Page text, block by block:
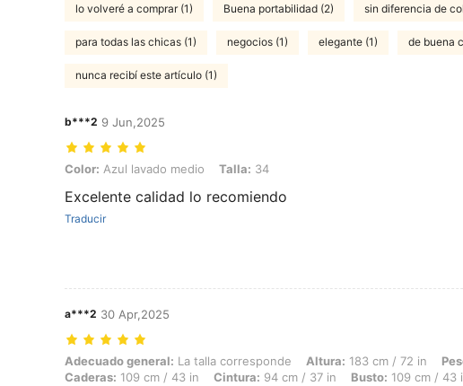
lo volveré a comprar (1) Buena portabilidad (2) sin diferencia de
para todas las chicas (1) negocios (1) elegante (1) de buena
nunca recibí este artículo (1)
b***2 9 Jun,2025
Color: Azul lavado medio, Talla: 34
Color: Azul lavado medio Talla: 34
Excelente calidad lo recomiendo
Traducir
a***2 30 Apr,2025
Adecuado general: La talla corresponde, Altura: 183 cm / 72 in, Peso: 75 kg /
Adecuado general: La talla corresponde Altura: 183 cm / 72 in
Caderas: 109 cm / 43 in Cintura: 94 cm / 37 in Busto: 109 cm / 43